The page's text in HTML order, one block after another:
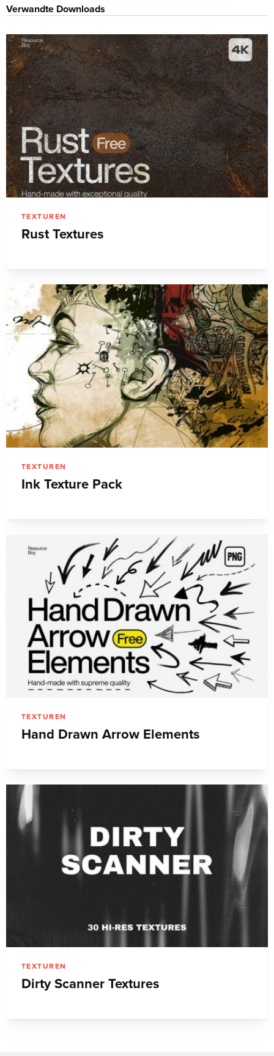
Verwandte Downloads
TEXTUREN
Rust Textures
TEXTUREN
Ink Texture Pack
TEXTUREN
Hand Drawn Arrow Elements
TEXTUREN
Dirty Scanner Textures